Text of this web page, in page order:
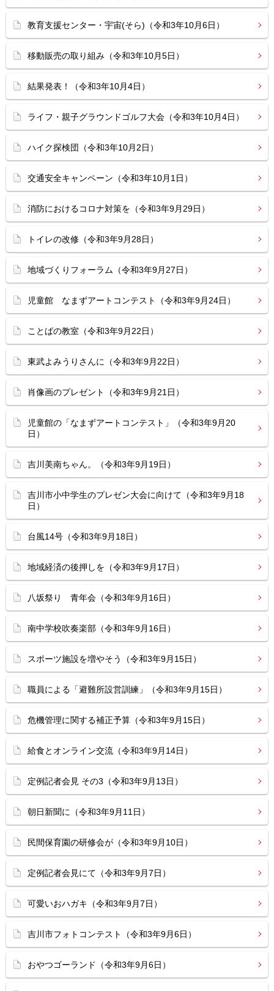
教育支援センター・宇宙(そら)（令和3年10月6日）
移動販売の取り組み（令和3年10月5日）
結果発表！（令和3年10月4日）
ライフ・親子グラウンドゴルフ大会（令和3年10月4日）
ハイク探検団（令和3年10月2日）
交通安全キャンペーン（令和3年10月1日）
消防におけるコロナ対策を（令和3年9月29日）
トイレの改修（令和3年9月28日）
地域づくりフォーラム（令和3年9月27日）
児童館 なまずアートコンテスト（令和3年9月24日）
ことばの教室（令和3年9月22日）
東武よみうりさんに（令和3年9月22日）
肖像画のプレゼント（令和3年9月21日）
児童館の「なまずアートコンテスト」（令和3年9月20
日）
吉川美南ちゃん。（令和3年9月19日）
吉川市小中学生のプレゼン大会に向けて（令和3年9月18
日）
台風14号（令和3年9月18日）
地域経済の後押しを（令和3年9月17日）
八坂祭り 青年会（令和3年9月16日）
南中学校吹奏楽部（令和3年9月16日）
スポーツ施設を増やそう（令和3年9月15日）
職員による「避難所設営訓練」（令和3年9月15日）
危機管理に関する補正予算（令和3年9月15日）
給食とオンライン交流（令和3年9月14日）
定例記者会見 その3（令和3年9月13日）
朝日新聞に（令和3年9月11日）
民間保育園の研修会が（令和3年9月10日）
定例記者会見にて（令和3年9月7日）
可愛いおハガキ（令和3年9月7日）
吉川市フォトコンテスト（令和3年9月6日）
おやつゴーランド（令和3年9月6日）